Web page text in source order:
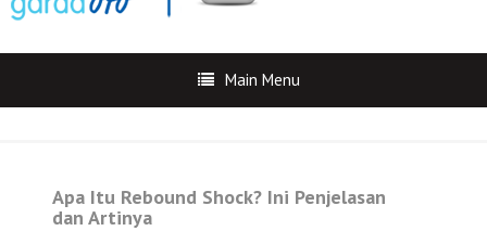
Main Menu
Apa Itu Rebound Shock? Ini Penjelasan
dan Artinya